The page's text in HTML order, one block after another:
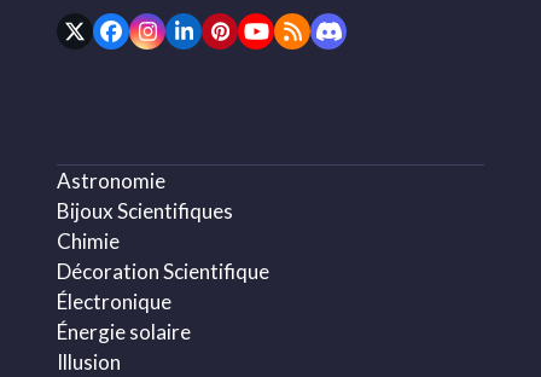
TwitterFacebook
Instagram
LinkedIn
Pinterest
YouTube
RSSDiscord
Astronomie
Bijoux Scientifiques
Chimie
Décoration Scientifique
Électronique
Énergie solaire
Illusion